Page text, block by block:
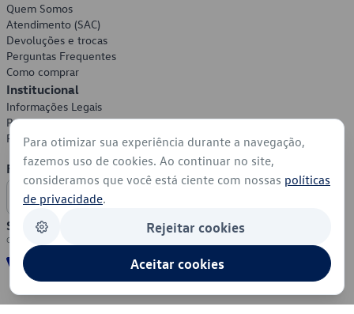
Quem Somos
Atendimento (SAC)
Devoluções e trocas
Perguntas Frequentes
Como comprar
Institucional
Informações Legais
Política de Privacidade
Política de Cookies
Formas de Pagamento
Segurança
Para otimizar sua experiência durante a navegação,
fazemos uso de cookies. Ao continuar no site,
consideramos que você está ciente com nossas políticas
de privacidade.
Rejeitar cookies
Aceitar cookies